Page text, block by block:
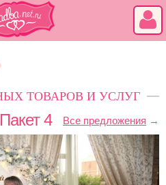
ТОВАРОВ И УСЛУГ
Все предложения →
4